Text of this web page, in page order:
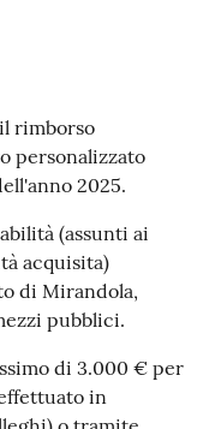
rimborso
personalizzato
2025.
(assunti ai
acquisita)
di Mirandola,
pubblici.
di 3.000 € per
in